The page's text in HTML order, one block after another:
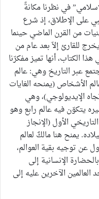
في نظرنا مكانةً
على الإطلاق، إذ شرع
من القرن الماضي حينما
للقارئ إلاّ بعد عام من
الكتاب، أنها تميز مفكرّنا
عبر التاريخ وهي: عالم
الأشخاص (يمنحه الغايات
الإيديولوجي)، وهي
يتكوّن فيه عالم رابع وهو
الأول (الإنجاز
يمنح هنا مالكٌ لعالم
عن توجيه بقية العوالم،
الإنسانية إلى
الآخرين عليه إلى